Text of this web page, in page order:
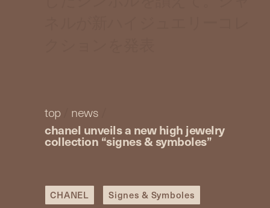
top/ news
chanel unveils a new high jewelry
collection “signes & symboles”
CHANEL Signes & Symboles